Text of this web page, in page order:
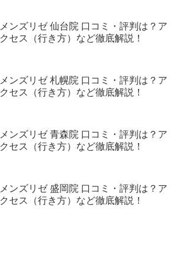
メンズリゼ 仙台院 口コミ・評判は？ア
クセス（行き方）など徹底解説！
メンズリゼ 札幌院 口コミ・評判は？ア
クセス（行き方）など徹底解説！
メンズリゼ 青森院 口コミ・評判は？ア
クセス（行き方）など徹底解説！
メンズリゼ 盛岡院 口コミ・評判は？ア
クセス（行き方）など徹底解説！